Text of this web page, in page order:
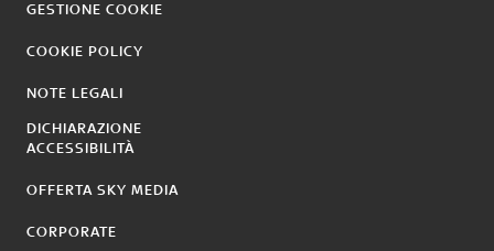
GESTIONE COOKIE
COOKIE POLICY
NOTE LEGALI
DICHIARAZIONE
ACCESSIBILITÀ
OFFERTA SKY MEDIA
CORPORATE